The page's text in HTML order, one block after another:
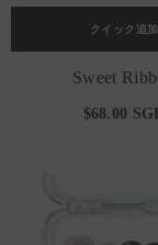
クイック追加
Sweet
$68.00